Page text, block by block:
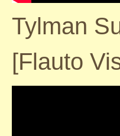
Tylman
[Flauto